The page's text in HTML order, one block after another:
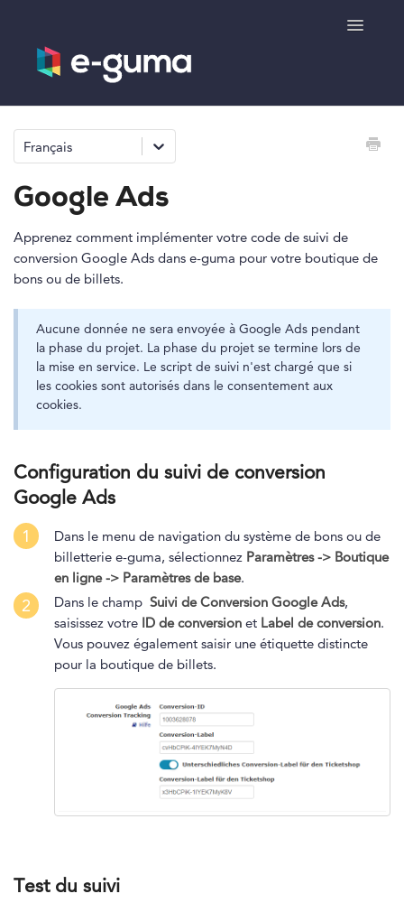
Toggle
Généralités
Boutique de produits
Français
Google Ads
Apprenez comment implémenter votre code de suivi de
conversion Google Ads dans e-guma pour votre boutique de
bons ou de billets.
Aucune donnée ne sera envoyée à Google Ads pendant
la phase du projet. La phase du projet se termine lors de
la mise en service. Le script de suivi n'est chargé que si
les cookies sont autorisés dans le consentement aux
cookies.
Configuration du suivi de conversion
Google Ads
1
Dans le menu de navigation du système de bons ou de
billetterie e-guma, sélectionnez Paramètres -> Boutique
en ligne -> Paramètres de base.
2 Dans le champ Suivi de Conversion Google Ads,
saisissez votre ID de conversion et Label de conversion.
Vous pouvez également saisir une étiquette distincte
pour la boutique de billets.
Test du suivi